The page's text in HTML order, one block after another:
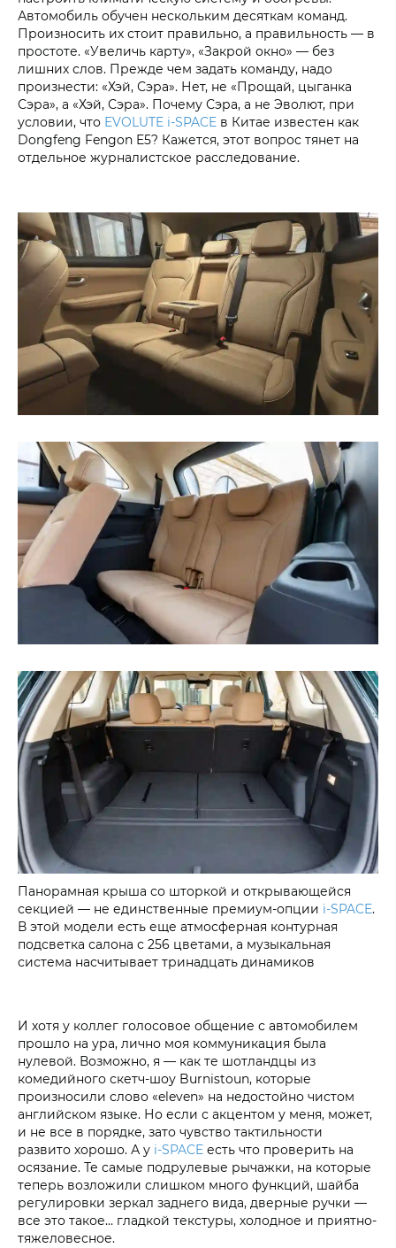
Автомобиль обучен нескольким десяткам команд.
Произносить их стоит правильно, а правильность — в
простоте. «Увеличь карту», «Закрой окно» — без
лишних слов. Прежде чем задать команду, надо
произнести: «Хэй, Сэра». Нет, не «Прощай, цыганка
Сэра», а «Хэй, Сэра». Почему Сэра, а не Эволют, при
условии, что EVOLUTE i‑SPACE в Китае известен как
Dongfeng Fengon E5? Кажется, этот вопрос тянет на
отдельное журналистское расследование.
Панорамная крыша со шторкой и открывающейся
секцией — не единственные премиум-опции i‑SPACE.
В этой модели есть еще атмосферная контурная
подсветка салона с 256 цветами, а музыкальная
система насчитывает тринадцать динамиков
И хотя у коллег голосовое общение с автомобилем
прошло на ура, лично моя коммуникация была
нулевой. Возможно, я — как те шотландцы из
комедийного скетч-шоу Burnistoun, которые
произносили слово «eleven» на недостойно чистом
английском языке. Но если с акцентом у меня, может,
и не все в порядке, зато чувство тактильности
развито хорошо. А у i‑SPACE есть что проверить на
осязание. Те самые подрулевые рычажки, на которые
теперь возложили слишком много функций, шайба
регулировки зеркал заднего вида, дверные ручки —
все это такое… гладкой текстуры, холодное и приятно-
тяжеловесное.